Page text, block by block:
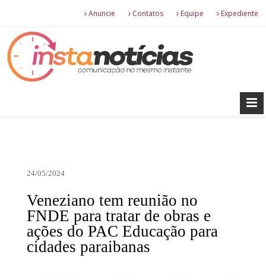
Anuncie Contatos Equipe Expediente
24/05/2024
Veneziano tem reunião no
FNDE para tratar de obras e
ações do PAC Educação para
cidades paraibanas